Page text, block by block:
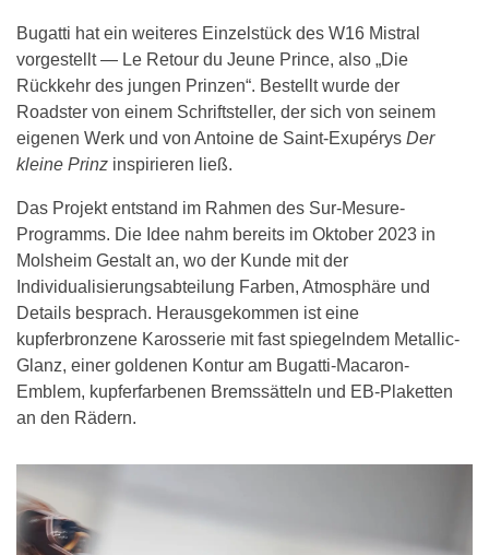
Bugatti hat ein weiteres Einzelstück des W16 Mistral
vorgestellt — Le Retour du Jeune Prince, also „Die
Rückkehr des jungen Prinzen“. Bestellt wurde der
Roadster von einem Schriftsteller, der sich von seinem
eigenen Werk und von Antoine de Saint-Exupérys Der
kleine Prinz inspirieren ließ.
Das Projekt entstand im Rahmen des Sur-Mesure-
Programms. Die Idee nahm bereits im Oktober 2023 in
Molsheim Gestalt an, wo der Kunde mit der
Individualisierungsabteilung Farben, Atmosphäre und
Details besprach. Herausgekommen ist eine
kupferbronzene Karosserie mit fast spiegelndem Metallic-
Glanz, einer goldenen Kontur am Bugatti-Macaron-
Emblem, kupferfarbenen Bremssätteln und EB-Plaketten
an den Rädern.